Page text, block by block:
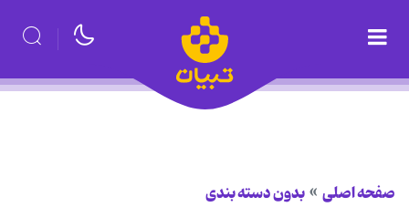
صفحه اصلی بدون دسته بندی